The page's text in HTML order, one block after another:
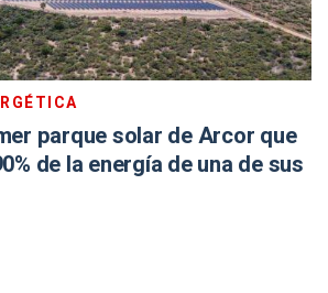
parque solar de Arcor que
de la energía de una de sus